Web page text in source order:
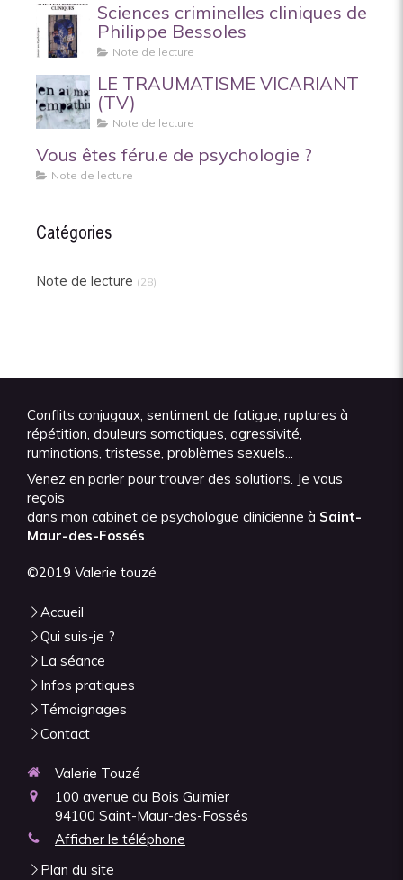
Sciences criminelles cliniques de
Philippe Bessoles
Note de lecture
LE TRAUMATISME VICARIANT
(TV)
Note de lecture
Vous êtes féru.e de psychologie ?
Note de lecture
Catégories
Note de lecture (28)
Conflits conjugaux, sentiment de fatigue, ruptures à
répétition, douleurs somatiques, agressivité,
ruminations, tristesse, problèmes sexuels...
Venez en parler pour trouver des solutions. Je vous
reçois
dans mon cabinet de psychologue clinicienne à Saint-
Maur-des-Fossés.
©2019 Valerie touzé
Accueil
Qui suis-je ?
La séance
Infos pratiques
Témoignages
Contact
Valerie Touzé
100 avenue du Bois Guimier
94100 Saint-Maur-des-Fossés
Afficher le téléphone
Plan du site